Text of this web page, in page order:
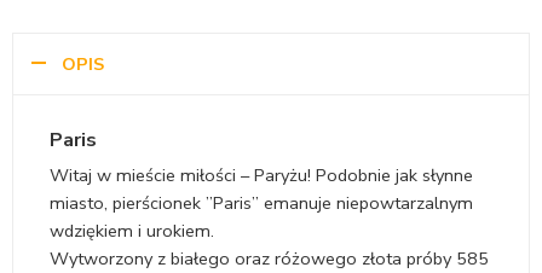
OPIS
Paris
Witaj w mieście miłości – Paryżu! Podobnie jak słynne
miasto, pierścionek ”Paris” emanuje niepowtarzalnym
wdziękiem i urokiem.
Wytworzony z białego oraz różowego złota próby 585